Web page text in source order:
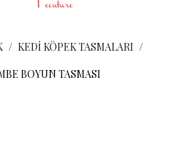
KEDI KÖPEK TASMALARI
BOYUN TASMASI